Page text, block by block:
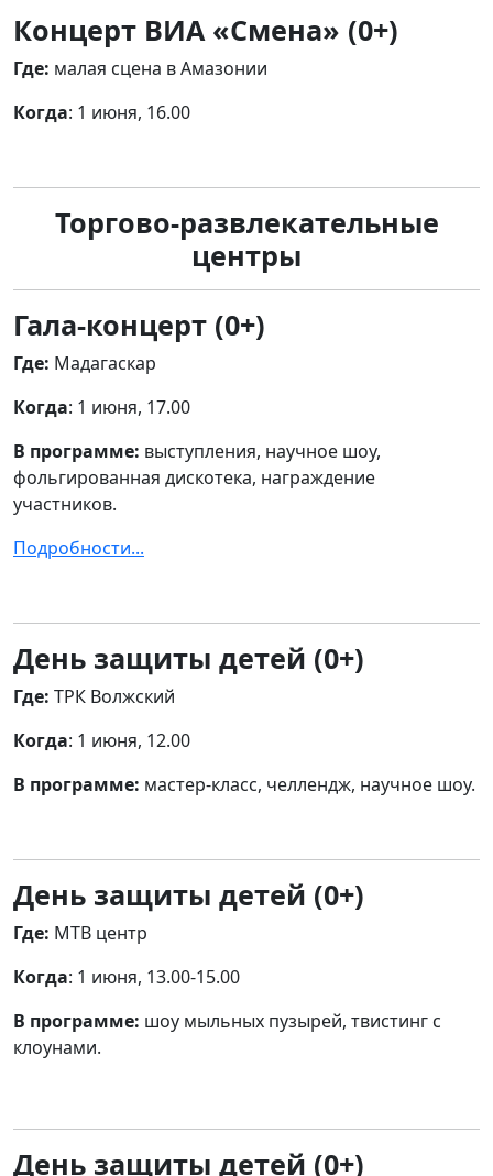
Концерт ВИА «Смена» (0+)
Где: малая сцена в Амазонии
Когда: 1 июня, 16.00
Торгово-развлекательные
центры
Гала-концерт (0+)
Где: Мадагаскар
Когда: 1 июня, 17.00
В программе: выступления, научное шоу,
фольгированная дискотека, награждение
участников.
Подробности...
День защиты детей (0+)
Где: ТРК Волжский
Когда: 1 июня, 12.00
В программе: мастер-класс, челлендж, научное шоу.
День защиты детей (0+)
Где: МТВ центр
Когда: 1 июня, 13.00-15.00
В программе: шоу мыльных пузырей, твистинг с
клоунами.
День защиты детей (0+)